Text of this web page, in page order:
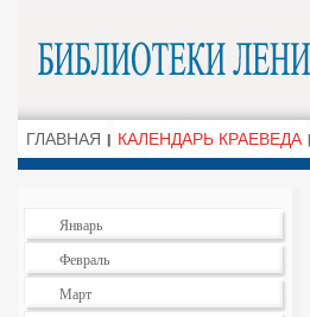
ГЛАВНАЯ КАЛЕНДАРЬ КРАЕВЕДА
Январь
Февраль
Март